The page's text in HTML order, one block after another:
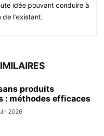
idée pouvant conduire à
de l'existant.
produits
: méthodes efficaces
2026